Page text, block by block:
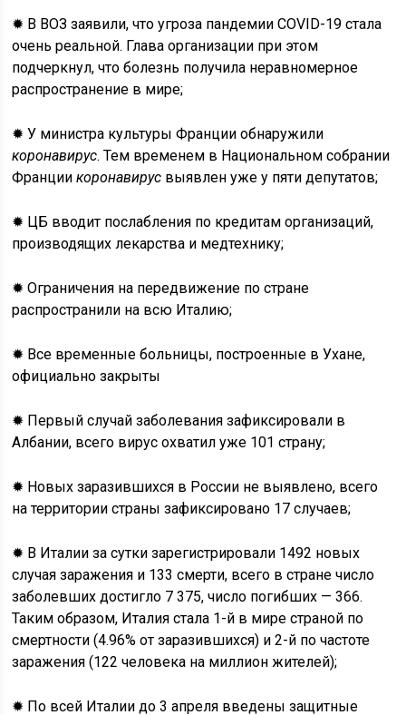
✹ В ВОЗ заявили, что угроза пандемии COVID-19 стала
очень реальной. Глава организации при этом
подчеркнул, что болезнь получила неравномерное
распространение в мире;
✹ У министра культуры Франции обнаружили
коронавирус. Тем временем в Национальном собрании
Франциикоронавирус выявлен уже у пяти депутатов;
✹ ЦБ вводит послабления по кредитам организаций,
производящих лекарства и медтехнику;
✹ Ограничения на передвижение по стране
распространили на всю Италию;
✹ Все временные больницы, построенные в Ухане,
официально закрыты
✹ Первый случай заболевания зафиксировали в
Албании, всего вирус охватил уже 101 страну;
✹ Новых заразившихся в России не выявлено, всего
на территории страны зафиксировано 17 случаев;
✹ В Италии за сутки зарегистрировали 1492 новых
случая заражения и 133 смерти, всего в стране число
заболевших достигло 7 375, число погибших — 366.
Таким образом, Италия стала 1-й в мире страной по
смертности (4.96% от заразившихся) и 2-й по частоте
заражения (122 человека на миллион жителей);
✹ По всей Италии до 3 апреля введены защитные